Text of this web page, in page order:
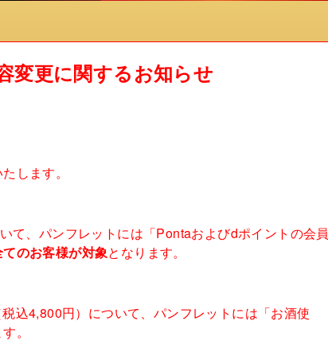
変更に関するお知らせ
します。
て、パンフレットには「Pontaおよびdポイントの会員
のお客様が対象となります。
込4,800円）について、パンフレットには「お酒使
。